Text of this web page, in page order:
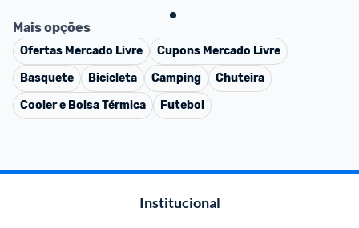
Mais opções
Ofertas Mercado Livre Cupons Mercado Livre
Basquete
Bicicleta Camping
Chuteira
Cooler e Bolsa Térmica
Futebol
Institucional